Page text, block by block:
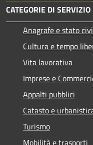
CATEGORIE DI SERVIZIO
Anagrafe e stato
Cultura e tempo
Vita lavorativa
Imprese e
Appalti pubblici
Catasto e
Turismo
Mobilità e trasporti